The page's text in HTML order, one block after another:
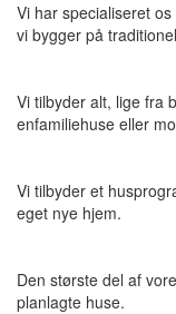
Vi har specialiseret
vi bygger på
Vi tilbyder alt, lige fra
enfamiliehuse eller
Vi tilbyder et
eget nye hjem.
Den største del af
planlagte huse.